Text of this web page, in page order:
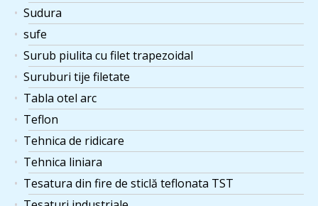
Sudura
sufe
Surub piulita cu filet trapezoidal
Suruburi tije filetate
Tabla otel arc
Teflon
Tehnica de ridicare
Tehnica liniara
Tesatura din fire de sticlă teflonata TST